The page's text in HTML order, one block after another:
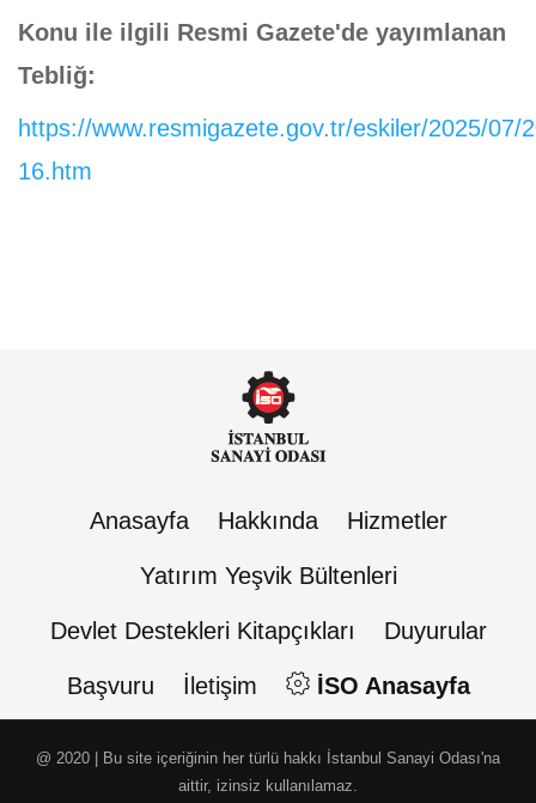
Konu ile ilgili Resmi Gazete'de yayımlanan
Tebliğ:
https://www.resmigazete.gov.tr/eskiler/2025/07/
16.htm
Anasayfa Hakkında Hizmetler
Yatırım Yeşvik Bültenleri
Devlet Destekleri Kitapçıkları Duyurular
Başvuru İletişim İSO Anasayfa
@ 2020 | Bu site içeriğinin her türlü hakkı İstanbul Sanayi Odası'na
aittir, izinsiz kullanılamaz.